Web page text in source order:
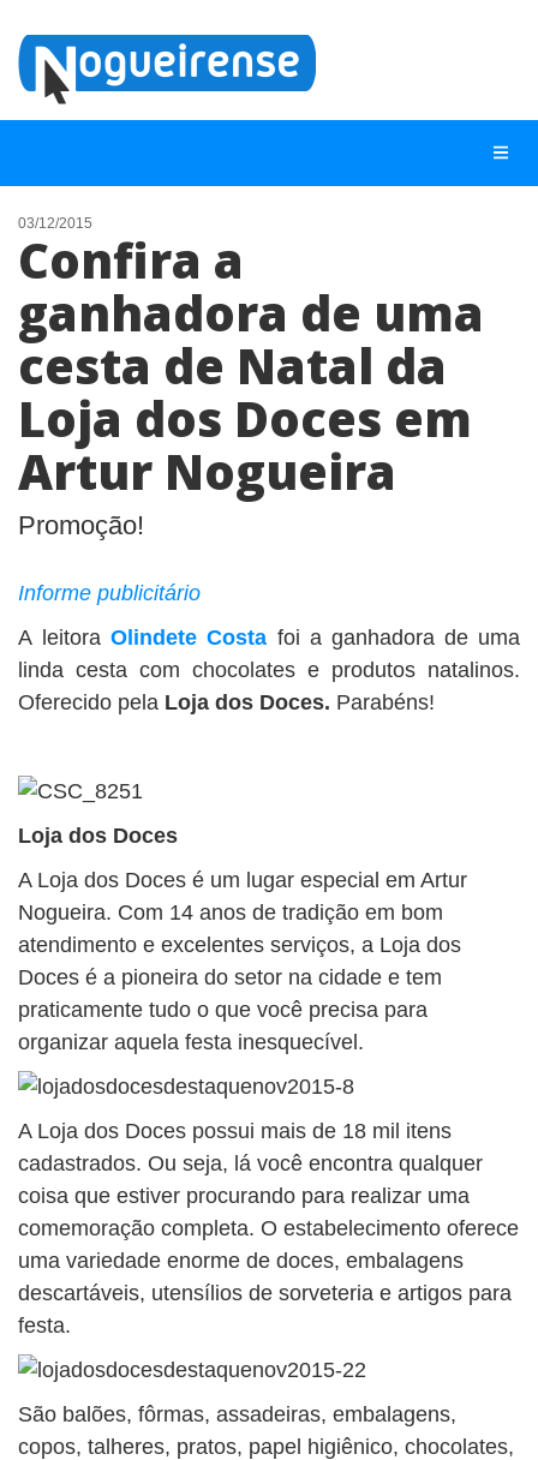
NOTÍCIAS
LISTA DIGITAL
TELEFONES ÚTEIS
QUEM SOMOS
CONTATO
ANUNCIE
03/12/2015
Confira a
ganhadora de uma
cesta de Natal da
Loja dos Doces em
Artur Nogueira
Promoção!
Informe publicitário
A leitoraOlindete Costa foi a ganhadora de uma
linda cesta com chocolates e produtos natalinos.
Oferecido pela Loja dos Doces. Parabéns!
Loja dos Doces
A Loja dos Doces é um lugar especial em Artur
Nogueira. Com 14 anos de tradição em bom
atendimento e excelentes serviços, a Loja dos
Doces é a pioneira do setor na cidade e tem
praticamente tudo o que você precisa para
organizar aquela festa inesquecível.
A Loja dos Doces possui mais de 18 mil itens
cadastrados. Ou seja, lá você encontra qualquer
coisa que estiver procurando para realizar uma
comemoração completa. O estabelecimento oferece
uma variedade enorme de doces, embalagens
descartáveis, utensílios de sorveteria e artigos para
festa.
São balões, fôrmas, assadeiras, embalagens,
copos, talheres, pratos, papel higiênico, chocolates,